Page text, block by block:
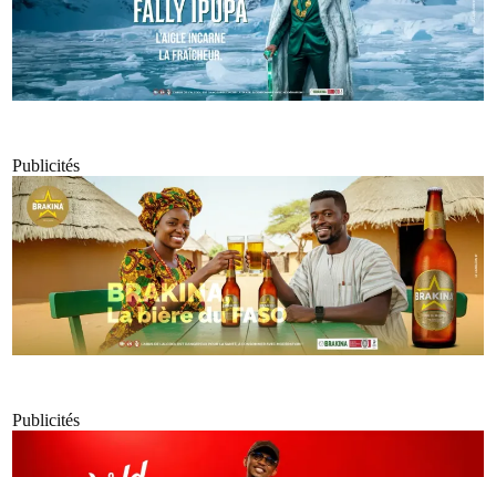
Publicités
Publicités